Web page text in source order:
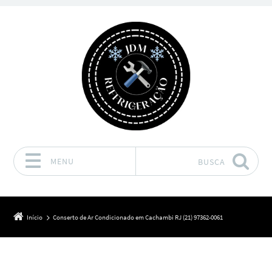
MENU BUSCA
Início Conserto de Ar Condicionado em Cachambi RJ (21) 97362-0061